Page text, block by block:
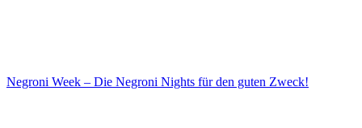
Negroni Week – Die Negroni Nights für den guten Zweck!